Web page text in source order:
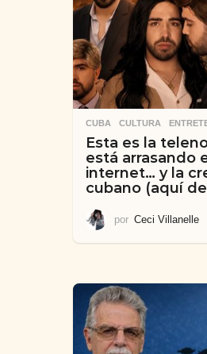
CUBA ,CULTURA ,
Esta es la
está arrasando
internet… y la
cubano (aquí
por Ceci Villanelle